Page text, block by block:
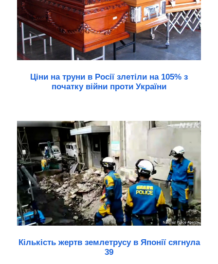
Ціни на труни в Росії злетіли на 105% з
початку війни проти України
Кількість жертв землетрусу в Японії сягнула
39